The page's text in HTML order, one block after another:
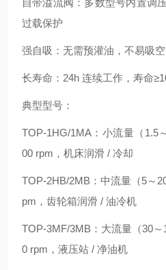
自带溢流阀：多数型号内置调
过载保护
强自吸：无需预灌油，不易吸空
长寿命：24h 连续工作，寿命
典型型号：
TOP-1HG/1MA：小流量（1.5
00 rpm，机床润滑 / 冷却
TOP-2HB/2MB：中流量（5～
pm，齿轮箱润滑 / 油冷机
TOP-3MF/3MB：大流量（30
0 rpm，液压站 / 净油机